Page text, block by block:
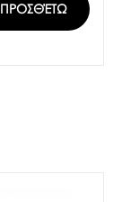
ΠΡΟΣΘΈΤΩ